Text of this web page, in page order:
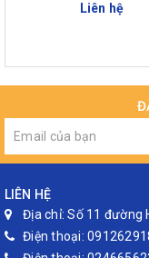
Liên hệ
LIÊN HỆ
Địa chỉ: Số 11 đường
Điện thoại: